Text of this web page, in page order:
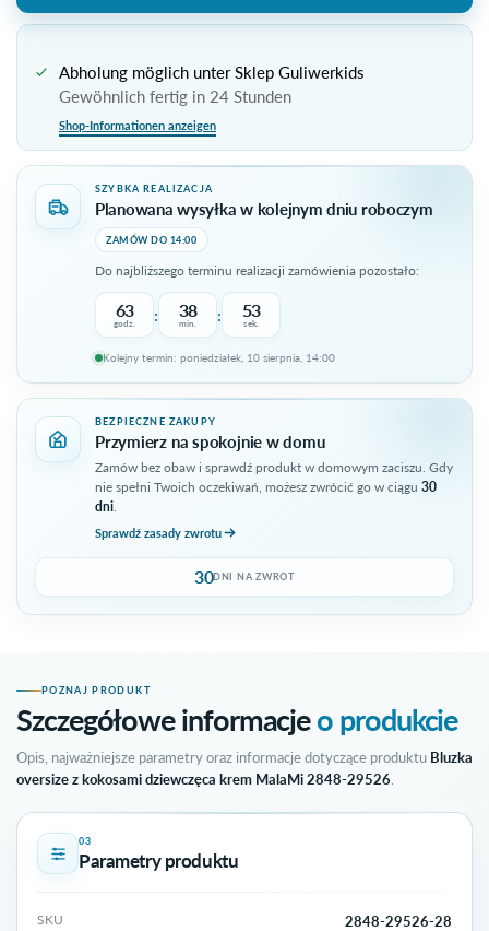
Abholung möglich unterSklep Guliwerkids
Gewöhnlich fertig in 24 Stunden
Shop-Informationen anzeigen
SZYBKA REALIZACJA
Planowana wysyłka w kolejnym dniu roboczym
ZAMÓW DO 14:00
Do najbliższego terminu realizacji zamówienia pozostało:
63
godz. : 38
min. : 53
sek.
Kolejny termin: poniedziałek, 10 sierpnia, 14:00
BEZPIECZNE ZAKUPY
Przymierz na spokojnie w domu
Zamów bez obaw i sprawdź produkt w domowym zaciszu. Gdy
nie spełni Twoich oczekiwań, możesz zwrócić go w ciągu 30
dni.
Sprawdź zasady zwrotu
30DNI NA ZWROT
POZNAJ PRODUKT
Szczegółowe informacjeo produkcie
Opis, najważniejsze parametry oraz informacje dotyczące produktu Bluzka
oversize z kokosami dziewczęca krem MalaMi 2848-29526
03
Parametry produktu
SKU 2848-29526-28